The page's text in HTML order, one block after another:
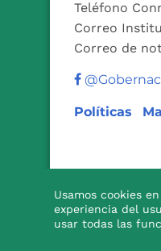
Teléfono
Correo
Correo de
Políticas

Usamos cookies
experiencia del
usar todas las